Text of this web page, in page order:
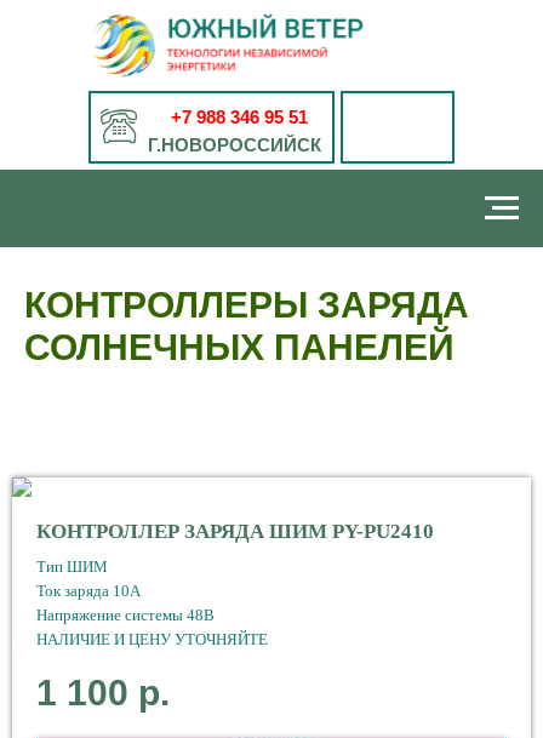
+7 988 346 95 51
Г.НОВОРОССИЙСК
КОНТРОЛЛЕРЫ ЗАРЯДА
СОЛНЕЧНЫХ ПАНЕЛЕЙ
КОНТРОЛЛЕР ЗАРЯДА ШИМ PY-PU2410
Тип ШИМ
Ток заряда 10А
Напряжение системы 48В
НАЛИЧИЕ И ЦЕНУ УТОЧНЯЙТЕ
1 100 р.